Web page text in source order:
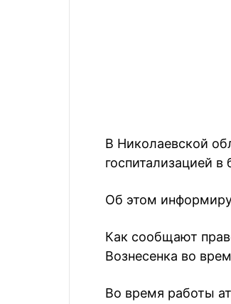
В Николаевской
госпитализацией
Об этом
Как сообщают
Вознесенка во
Во время работы